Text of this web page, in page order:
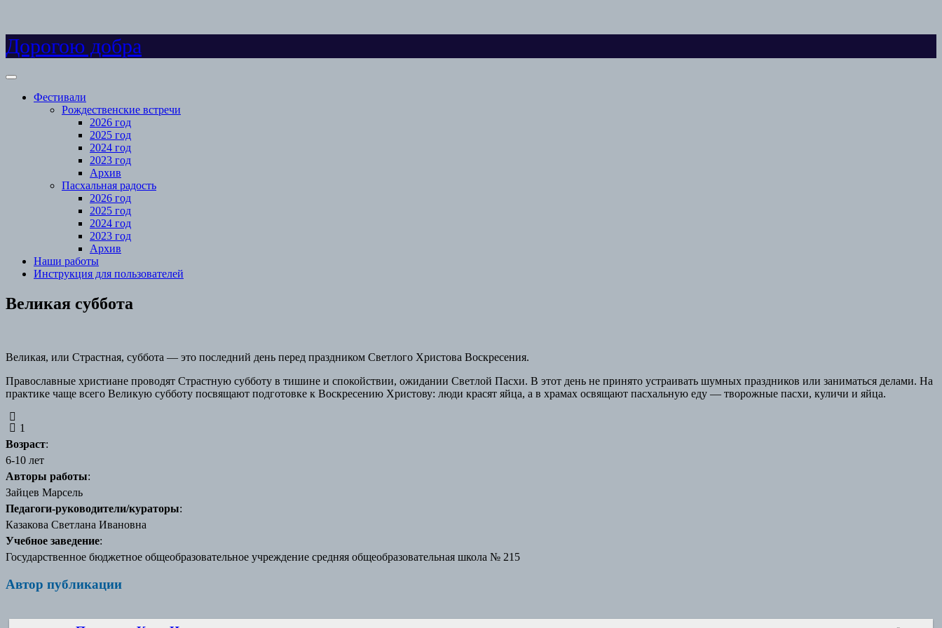
Skip
to
Дорогою добра
Open
Фестивали
Рождественские встречи
2026 год
2025 год
2024 год
2023 год
Архив
Пасхальная радость
2026 год
2025 год
2024 год
2023 год
Архив
Наши работы
Инструкция для пользователей
Close
Menu
Великая суббота
Великая, или Страстная, суббота — это последний день перед праздником Светлого Христова Воскресения.
Православные христиане проводят Страстную субботу в тишине и спокойствии, ожидании Светлой Пасхи. В этот день не принято устраивать шумных праздников или заниматься делами. На
практике чаще всего Великую субботу посвящают подготовке к Воскресению Христову: люди красят яйца, а в храмах освящают пасхальную еду — творожные пасхи, куличи и яйца.
1
Возраст:
6-10 лет
Авторы работы:
Зайцев Марсель
Педагоги-руководители/кураторы:
Казакова Светлана Ивановна
Учебное заведение:
Государственное бюджетное общеобразовательное учреждение средняя общеобразовательная школа № 215
Автор публикации